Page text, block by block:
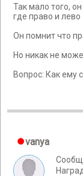
Так мало того,
где право и лево
Он помнит что
Но никак не
Вопрос: Как ему
vanya